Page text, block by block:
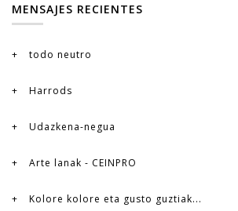
MENSAJES RECIENTES
todo neutro
Harrods
Udazkena-negua
Arte lanak - CEINPRO
Kolore kolore eta gusto guztiak...